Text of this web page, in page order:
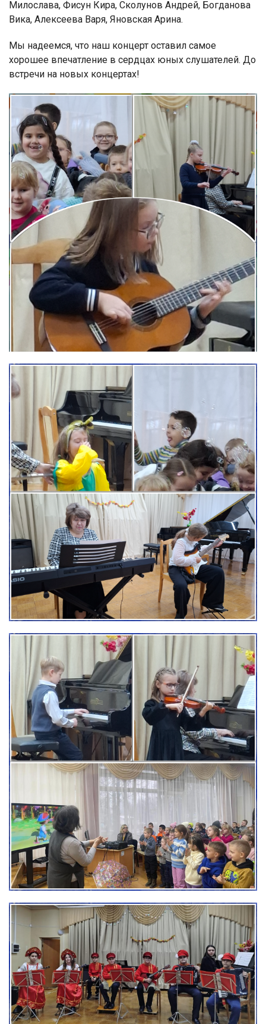
Милослава, Фисун Кира, Сколунов Андрей, Богданова
Вика, Алексеева Варя, Яновская Арина.
Мы надеемся, что наш концерт оставил самое
хорошее впечатление в сердцах юных слушателей. До
встречи на новых концертах!